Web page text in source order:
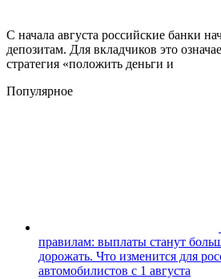
С начала августа российские банки
депозитам. Для вкладчиков это
стратегия «положить деньги и
Популярное
правилам: выплаты станут
дорожать. Что изменится для
автомобилистов с 1 августа